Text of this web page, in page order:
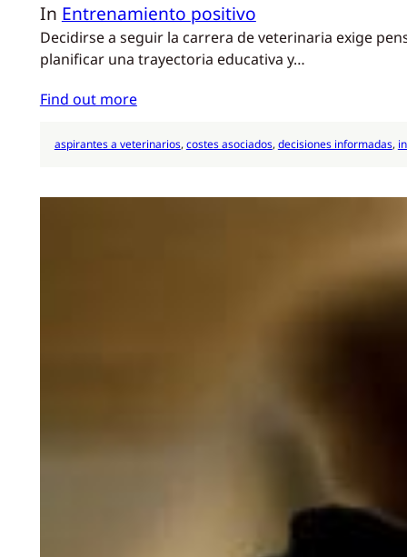
In Entrenamiento positivo
Decidirse a seguir la carrera de veterinaria exige
planificar una trayectoria educativa y…
Find out more
aspirantes a veterinarios, costes asociados, decisiones informadas,